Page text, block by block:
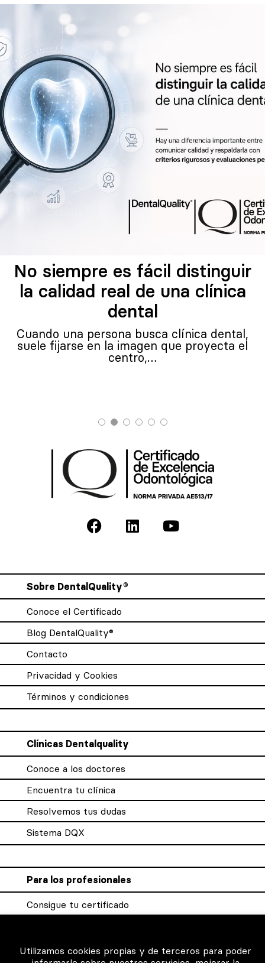
No siempre es fácil distinguir
la calidad real de una clínica
dental
Cuando una persona busca clínica dental,
suele fijarse en la imagen que proyecta el
centro,…
Sobre DentalQuality®
Conoce el Certificado
Blog DentalQuality®
Contacto
Privacidad y Cookies
Términos y condiciones
Clínicas Dentalquality
Conoce a los doctores
Encuentra tu clínica
Resolvemos tus dudas
Sistema DQX
Para los profesionales
Consigue tu certificado
Música para los pacientes
Utilizamos cookies propias y de terceros para poder